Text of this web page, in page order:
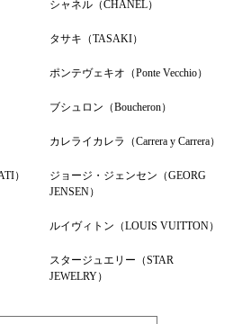
シャネル（CHANEL）
タサキ（TASAKI）
ポンテヴェキオ（Ponte Vecchio）
ブシュロン（Boucheron）
カレライカレラ（Carrera y Carrera）
）
ジョージ・ジェンセン（GEORG
JENSEN）
ルイヴィトン（LOUIS VUITTON）
スタージュエリー（STAR
JEWELRY）